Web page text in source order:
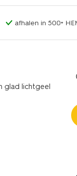
afhalen in 500+
glad lichtgeel